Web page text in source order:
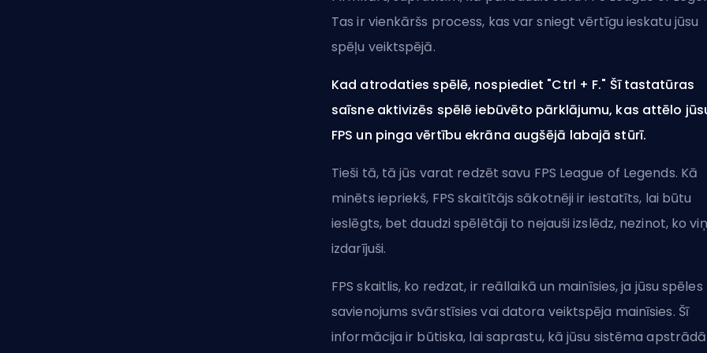
Tas ir vienkāršs process, kas var sniegt vērtīgu ieskatu jūsu
spēļu veiktspējā.
Kad atrodaties spēlē, nospiediet "Ctrl + F." Šī tastatūras
saīsne aktivizēs spēlē iebūvēto pārklājumu, kas attēlo
FPS un pinga vērtību ekrāna augšējā labajā stūrī.
Tieši tā, tā jūs varat redzēt savu FPS League of Legends. Kā
minēts iepriekš, FPS skaitītājs sākotnēji ir iestatīts, lai būtu
ieslēgts, bet daudzi spēlētāji to nejauši izslēdz, nezinot, ko
izdarījuši.
FPS skaitlis, ko redzat, ir reāllaikā un mainīsies, ja jūsu spēles
savienojums svārstīsies vai datora veiktspēja mainīsies. Šī
informācija ir būtiska, lai saprastu, kā jūsu sistēma apstrādā